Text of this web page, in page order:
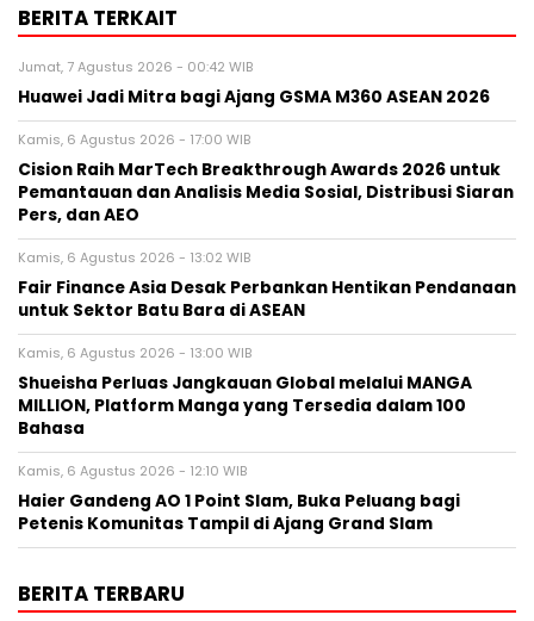
BERITA TERKAIT
Jumat, 7 Agustus 2026 - 00:42 WIB
Huawei Jadi Mitra bagi Ajang GSMA M360 ASEAN 2026
Kamis, 6 Agustus 2026 - 17:00 WIB
Cision Raih MarTech Breakthrough Awards 2026 untuk
Pemantauan dan Analisis Media Sosial, Distribusi Siaran
Pers, dan AEO
Kamis, 6 Agustus 2026 - 13:02 WIB
Fair Finance Asia Desak Perbankan Hentikan Pendanaan
untuk Sektor Batu Bara di ASEAN
Kamis, 6 Agustus 2026 - 13:00 WIB
Shueisha Perluas Jangkauan Global melalui MANGA
MILLION, Platform Manga yang Tersedia dalam 100
Bahasa
Kamis, 6 Agustus 2026 - 12:10 WIB
Haier Gandeng AO 1 Point Slam, Buka Peluang bagi
Petenis Komunitas Tampil di Ajang Grand Slam
BERITA TERBARU